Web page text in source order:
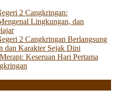
2 Cangkringan:
Lingkungan, dan
2 Cangkringan Berlangsung
dan Karakter Sejak Dini
Keseruan Hari Pertama